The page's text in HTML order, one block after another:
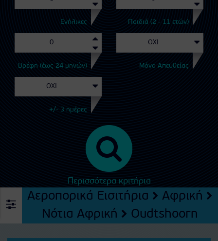
Ενήλικες Παιδιά (2 - 11 ετών)
Βρέφη (έως 24 μηνών) Μόνο Απευθείας
+/- 3 ημέρες
Περισσότερα κριτήρια
Αεροπορικά Εισιτήρια
Αφρική
Νότια Αφρική
Oudtshoorn